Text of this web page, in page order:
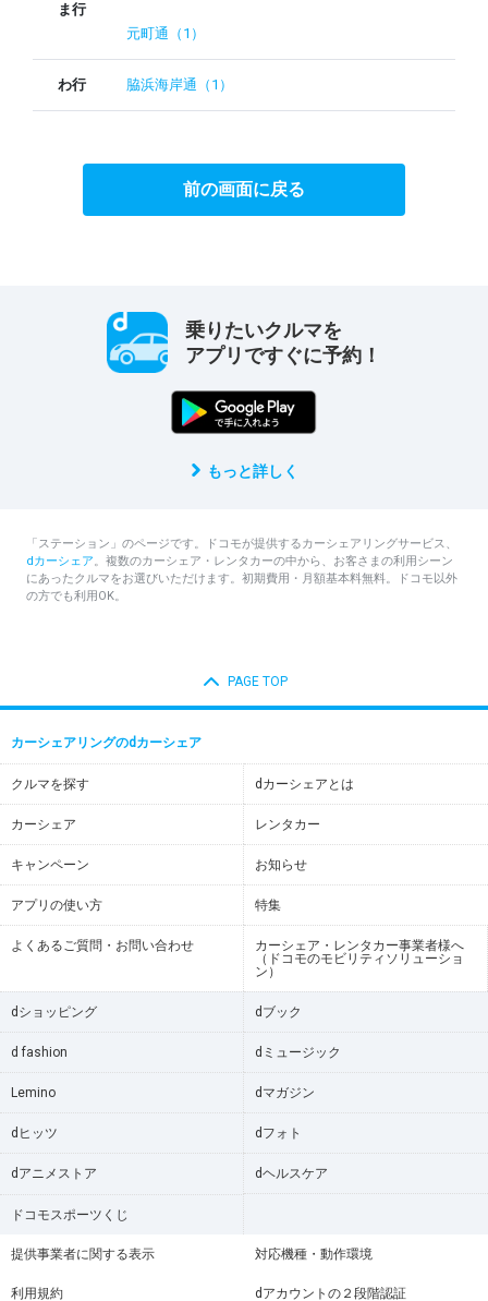
ま行
元町通（1）
わ行 脇浜海岸通（1）
前の画面に戻る
乗りたいクルマを
アプリですぐに予約！
もっと詳しく
「ステーション」のページです。ドコモが提供するカーシェアリングサービス、
dカーシェア。複数のカーシェア・レンタカーの中から、お客さまの利用シーン
にあったクルマをお選びいただけます。初期費用・月額基本料無料。ドコモ以外
の方でも利用OK。
PAGE TOP
カーシェアリングのdカーシェア
クルマを探す dカーシェアとは
カーシェア レンタカー
キャンペーン お知らせ
アプリの使い方 特集
よくあるご質問・お問い合わせ
カーシェア・レンタカー事業者様へ
（ドコモのモビリティソリューショ
ン）
dショッピング dブック
d fashion dミュージック
Lemino dマガジン
dヒッツ dフォト
dアニメストア dヘルスケア
ドコモスポーツくじ
提供事業者に関する表示 対応機種・動作環境
利用規約 dアカウントの２段階認証